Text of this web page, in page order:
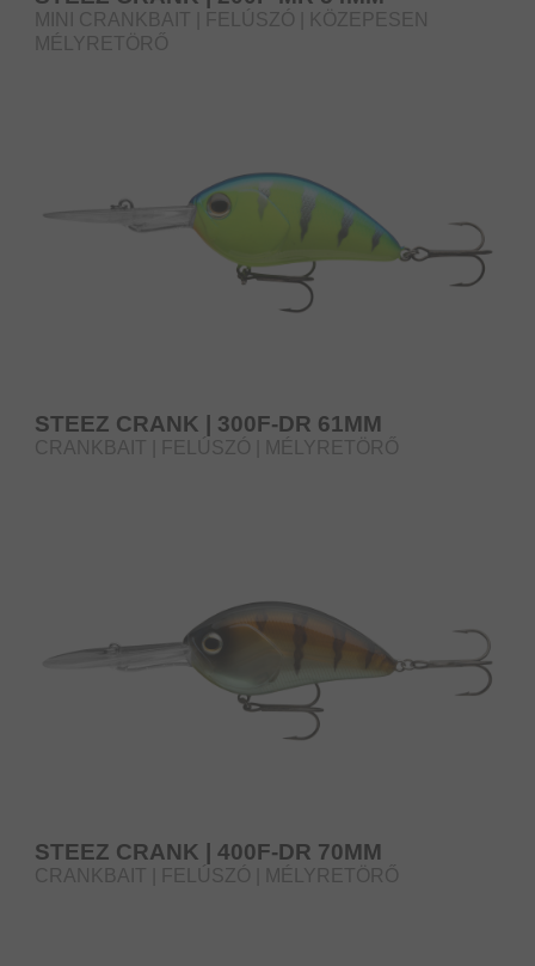
MINI CRANKBAIT | FELÚSZÓ | KÖZEPESEN
MÉLYRETÖRŐ
STEEZ CRANK | 300F-DR 61MM
CRANKBAIT | FELÚSZÓ | MÉLYRETÖRŐ
STEEZ CRANK | 400F-DR 70MM
CRANKBAIT | FELÚSZÓ | MÉLYRETÖRŐ